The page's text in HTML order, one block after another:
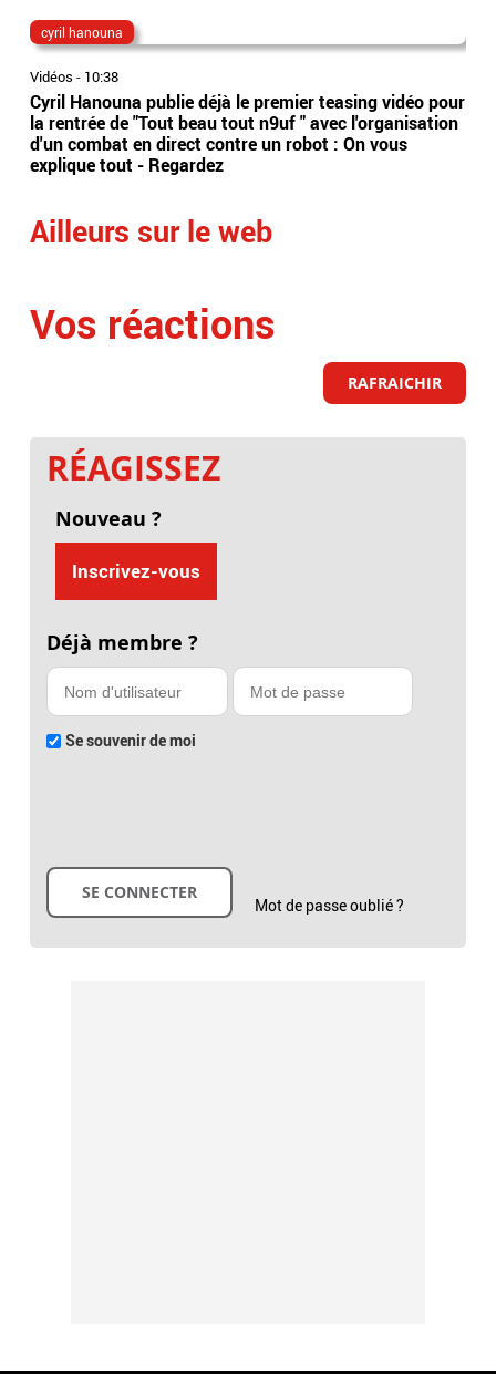
cyril hanouna
Vidéos - 10:38
Cyril Hanouna publie déjà le premier teasing vidéo pour
la rentrée de "Tout beau tout n9uf " avec l'organisation
d'un combat en direct contre un robot : On vous
explique tout - Regardez
Ailleurs sur le web
Vos réactions
RAFRAICHIR
RÉAGISSEZ
Nouveau ?
Inscrivez-vous
Déjà membre ?
Se souvenir de moi
Mot de passe oublié ?